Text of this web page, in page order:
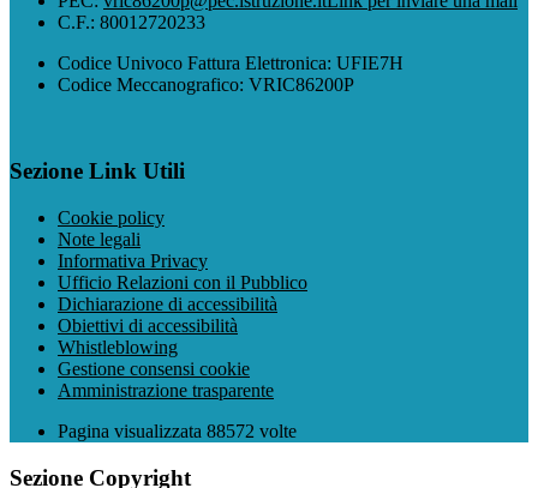
C.F.: 80012720233
Codice Univoco Fattura Elettronica: UFIE7H
Codice Meccanografico: VRIC86200P
Sezione Link Utili
Cookie policy
Note legali
Informativa Privacy
Ufficio Relazioni con il Pubblico
Dichiarazione di accessibilità
Obiettivi di accessibilità
Whistleblowing
Gestione consensi cookie
Amministrazione trasparente
Pagina visualizzata 88572 volte
Sezione Copyright